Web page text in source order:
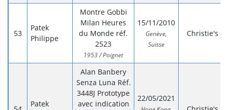
Patek
Philippe
Montre Gobbi
Milan Heures
du Monde réf.
2523
1953 / Poignet
15/11/2010
Genève,
Suisse
Christie's
Patek
Alan Banbery
Senza Luna Réf.
3448J Prototype
avec indication
22/05/2021